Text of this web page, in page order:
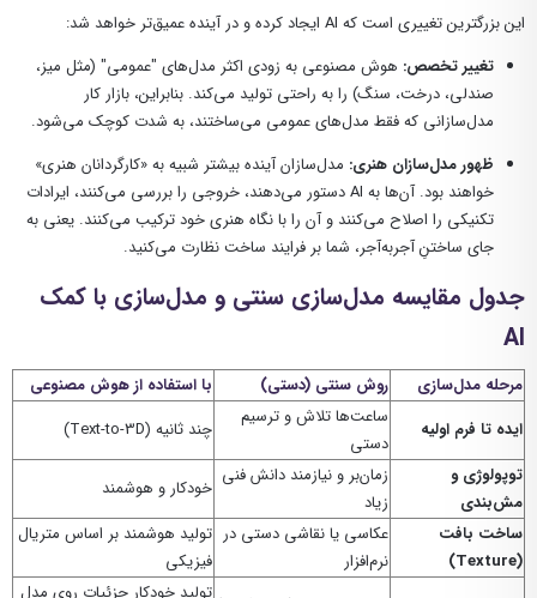
این بزرگترین تغییری است که AI ایجاد کرده و در آینده عمیق‌تر خواهد شد:
تغییر تخصص: هوش مصنوعی به زودی اکثر مدل‌های "عمومی" (مثل میز،
صندلی، درخت، سنگ) را به راحتی تولید می‌کند. بنابراین، بازار کار
مدل‌سازانی که فقط مدل‌های عمومی می‌ساختند، به شدت کوچک می‌شود.
ظهور مدل‌سازان هنری: مدل‌سازان آینده بیشتر شبیه به «کارگردانان هنری»
خواهند بود. آن‌ها به AI دستور می‌دهند، خروجی را بررسی می‌کنند، ایرادات
تکنیکی را اصلاح می‌کنند و آن را با نگاه هنری خود ترکیب می‌کنند. یعنی به
جای ساختنِ آجربه‌آجر، شما بر فرایند ساخت نظارت می‌کنید.
جدول مقایسه مدل‌سازی سنتی و مدل‌سازی با کمک
AI
مرحله مدل‌سازی روش سنتی (دستی)
با استفاده از هوش مصنوعی
ایده تا فرم اولیه
ساعت‌ها تلاش و ترسیم
دستی
چند ثانیه (Text-to-3D)
توپولوژی و
مش‌بندی
زمان‌بر و نیازمند دانش فنی
زیاد
خودکار و هوشمند
ساخت بافت
(Texture)
عکاسی یا نقاشی دستی در
نرم‌افزار
تولید هوشمند بر اساس متریال
فیزیکی
تولید خودکار جزئیات روی مدل